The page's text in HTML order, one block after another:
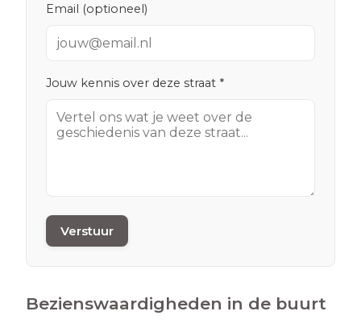
Email (optioneel)
Jouw kennis over deze straat *
Verstuur
Bezienswaardigheden in de buurt